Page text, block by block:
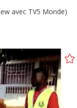
avec TV5 Monde)